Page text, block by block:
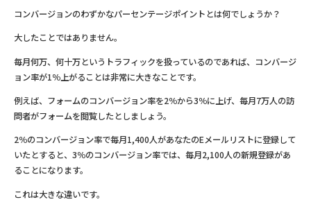
コンバージョンのわずかなパーセンテージポイントとは何でしょうか？
大したことではありません。
毎月何万、何十万というトラフィックを扱っているのであれば、コンバージ
ョン率が1％上がることは非常に大きなことです。
例えば、フォームのコンバージョン率を2％から3％に上げ、毎月7万人の訪
問者がフォームを閲覧したとしましょう。
2％のコンバージョン率で毎月1,400人があなたのEメールリストに登録して
いたとすると、3％のコンバージョン率では、毎月2,100人の新規登録があ
ることになります。
これは大きな違いです。